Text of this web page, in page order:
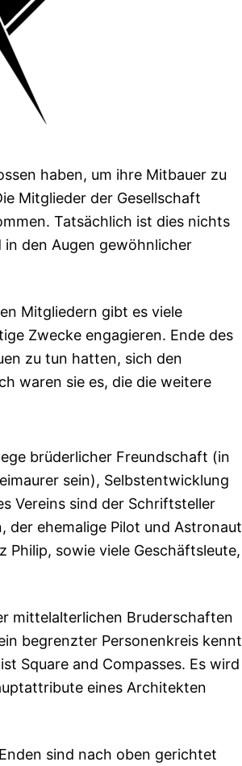
haben, um ihre Mitbauer zu
Mitglieder der Gesellschaft
Tatsächlich ist dies nichts
den Augen gewöhnlicher
Mitgliedern gibt es viele
Zwecke engagieren. Ende des
zu tun hatten, sich den
waren sie es, die die weitere
brüderlicher Freundschaft (in
sein), Selbstentwicklung
Vereins sind der Schriftsteller
der ehemalige Pilot und Astronaut
Philip, sowie viele Geschäftsleute,
mittelalterlichen Bruderschaften
begrenzter Personenkreis kennt
Square and Compasses. Es wird
eines Architekten
sind nach oben gerichtet